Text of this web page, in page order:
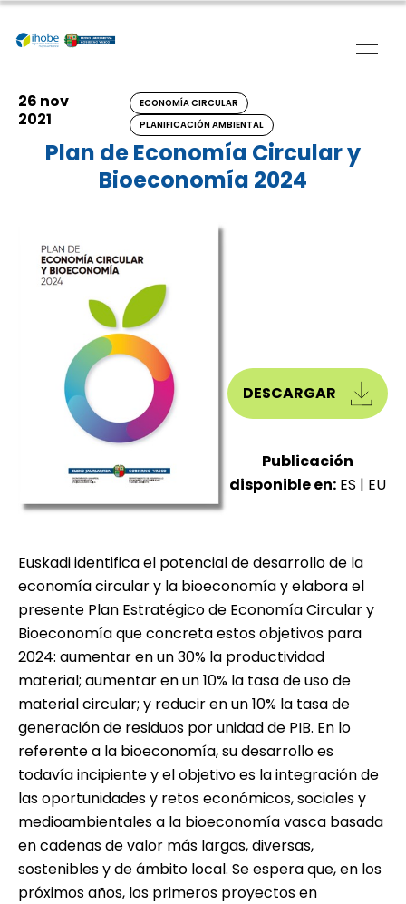
Pasar al contenido principal
26 nov
2021
ECONOMÍA CIRCULAR
PLANIFICACIÓN AMBIENTAL
Plan de Economía Circular y
Bioeconomía 2024
DESCARGAR
Publicación
disponible en: ES | EU
Euskadi identifica el potencial de desarrollo de la
economía circular y la bioeconomía y elabora el
presente Plan Estratégico de Economía Circular y
Bioeconomía que concreta estos objetivos para
2024: aumentar en un 30% la productividad
material; aumentar en un 10% la tasa de uso de
material circular; y reducir en un 10% la tasa de
generación de residuos por unidad de PIB. En lo
referente a la bioeconomía, su desarrollo es
todavía incipiente y el objetivo es la integración de
las oportunidades y retos económicos, sociales y
medioambientales a la bioeconomía vasca basada
en cadenas de valor más largas, diversas,
sostenibles y de ámbito local. Se espera que, en los
próximos años, los primeros proyectos en